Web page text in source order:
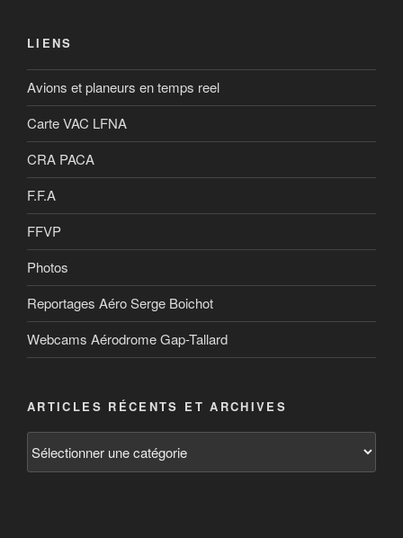
LIENS
Avions et planeurs en temps reel
Carte VAC LFNA
CRA PACA
F.F.A
FFVP
Photos
Reportages Aéro Serge Boichot
Webcams Aérodrome Gap-Tallard
ARTICLES RÉCENTS ET ARCHIVES
récents